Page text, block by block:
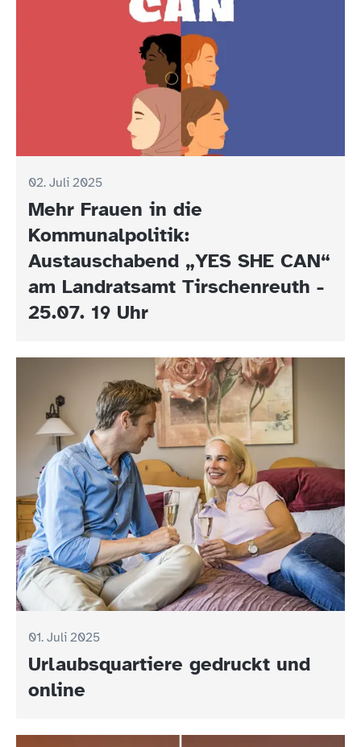
02. Juli 2025
Mehr Frauen in die
Kommunalpolitik:
Austauschabend „YES SHE CAN“
am Landratsamt Tirschenreuth -
25.07. 19 Uhr
01. Juli 2025
Urlaubsquartiere gedruckt und
online